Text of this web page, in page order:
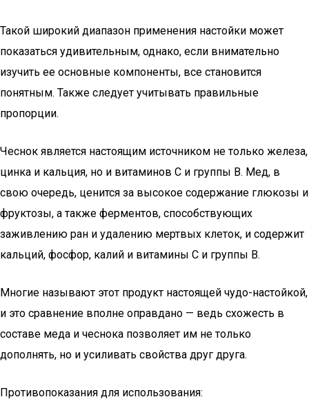
Такой широкий диапазон применения настойки может
показаться удивительным, однако, если внимательно
изучить ее основные компоненты, все становится
понятным. Также следует учитывать правильные
пропорции.
Чеснок является настоящим источником не только железа,
цинка и кальция, но и витаминов С и группы В. Мед, в
свою очередь, ценится за высокое содержание глюкозы и
фруктозы, а также ферментов, способствующих
заживлению ран и удалению мертвых клеток, и содержит
кальций, фосфор, калий и витамины С и группы В.
Многие называют этот продукт настоящей чудо-настойкой,
и это сравнение вполне оправдано — ведь схожесть в
составе меда и чеснока позволяет им не только
дополнять, но и усиливать свойства друг друга.
Противопоказания для использования: